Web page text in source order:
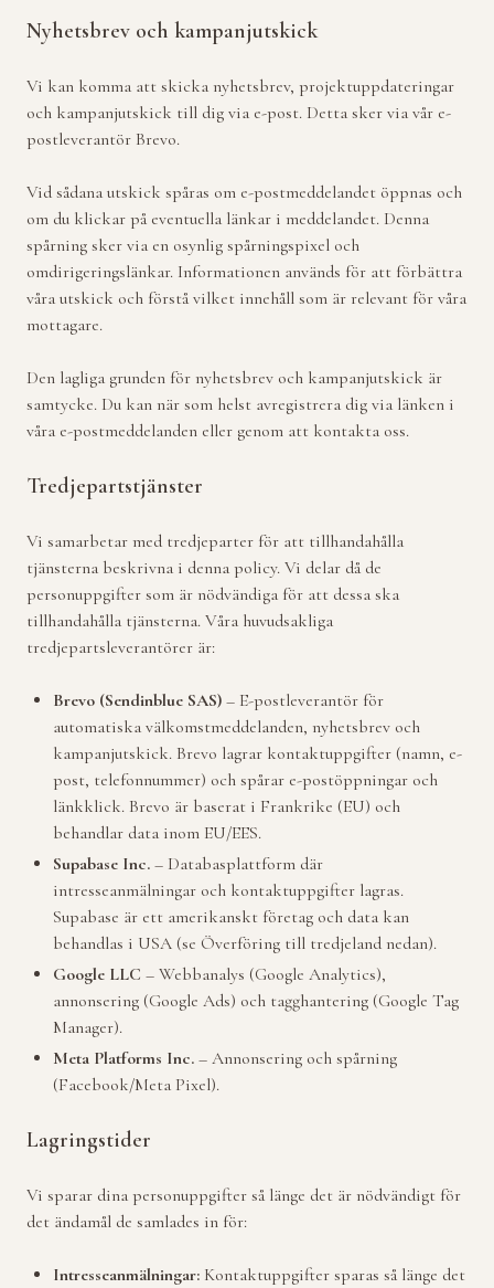
Nyhetsbrev och kampanjutskick
Vi kan komma att skicka nyhetsbrev, projektuppdateringar
och kampanjutskick till dig via e-post. Detta sker via vår e-
postleverantör Brevo.
Vid sådana utskick spåras om e-postmeddelandet öppnas och
om du klickar på eventuella länkar i meddelandet. Denna
spårning sker via en osynlig spårningspixel och
omdirigeringslänkar. Informationen används för att förbättra
våra utskick och förstå vilket innehåll som är relevant för våra
mottagare.
Den lagliga grunden för nyhetsbrev och kampanjutskick är
samtycke. Du kan när som helst avregistrera dig via länken i
våra e-postmeddelanden eller genom att kontakta oss.
Tredjepartstjänster
Vi samarbetar med tredjeparter för att tillhandahålla
tjänsterna beskrivna i denna policy. Vi delar då de
personuppgifter som är nödvändiga för att dessa ska
tillhandahålla tjänsterna. Våra huvudsakliga
tredjepartsleverantörer är:
Brevo (Sendinblue SAS) – E-postleverantör för
automatiska välkomstmeddelanden, nyhetsbrev och
kampanjutskick. Brevo lagrar kontaktuppgifter (namn, e-
post, telefonnummer) och spårar e-postöppningar och
länkklick. Brevo är baserat i Frankrike (EU) och
behandlar data inom EU/EES.
Supabase Inc. – Databasplattform där
intresseanmälningar och kontaktuppgifter lagras.
Supabase är ett amerikanskt företag och data kan
behandlas i USA (se Överföring till tredjeland nedan).
Google LLC – Webbanalys (Google Analytics),
annonsering (Google Ads) och tagghantering (Google Tag
Manager).
Meta Platforms Inc. – Annonsering och spårning
(Facebook/Meta Pixel).
Lagringstider
Vi sparar dina personuppgifter så länge det är nödvändigt för
det ändamål de samlades in för:
Intresseanmälningar: Kontaktuppgifter sparas så länge det